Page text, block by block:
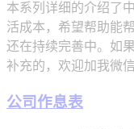
本系列详细的介绍了
活成本，希望帮助能
还在持续完善中。如
补充的，欢迎加我微信
公司作息表